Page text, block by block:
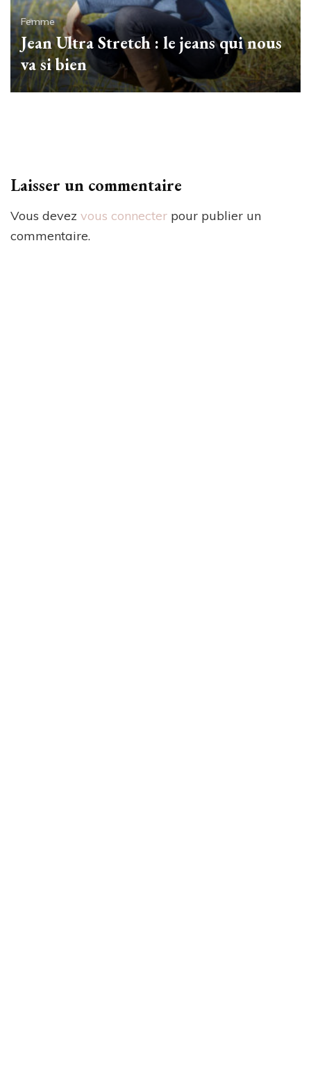
Femme
Jean Ultra Stretch : le jeans qui nous
va si bien
Femme
Legging minceur Lytess : le legging
qui vous fait mincir
Laisser un commentaire
Vous devez vous connecter pour publier un
commentaire.